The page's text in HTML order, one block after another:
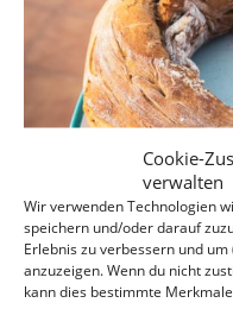
Cookie-
verwalten
Wir verwenden Technologien
speichern und/oder darauf
Erlebnis zu verbessern und
anzuzeigen. Wenn du nicht
kann dies bestimmte
FRISCHES BROT